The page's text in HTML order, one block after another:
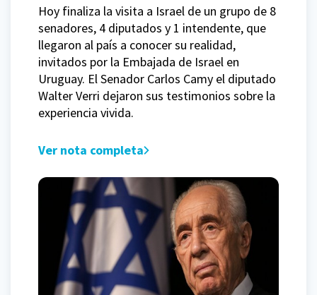
Hoy finaliza la visita a Israel de un grupo de 8
senadores, 4 diputados y 1 intendente, que
llegaron al país a conocer su realidad,
invitados por la Embajada de Israel en
Uruguay. El Senador Carlos Camy el diputado
Walter Verri dejaron sus testimonios sobre la
experiencia vivida.
Ver nota completa